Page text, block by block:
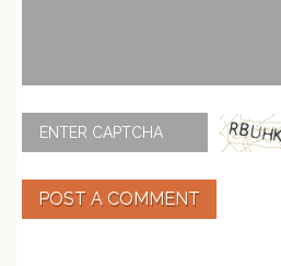
POST A COMMENT